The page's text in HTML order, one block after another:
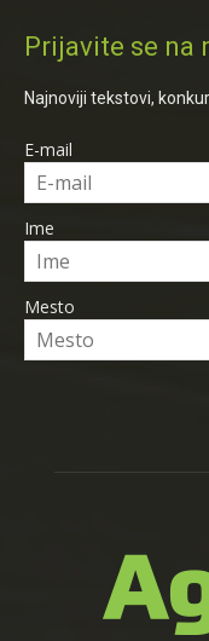
Prijavite se na
Najnoviji tekstovi,
E-mail
Ime
Mesto